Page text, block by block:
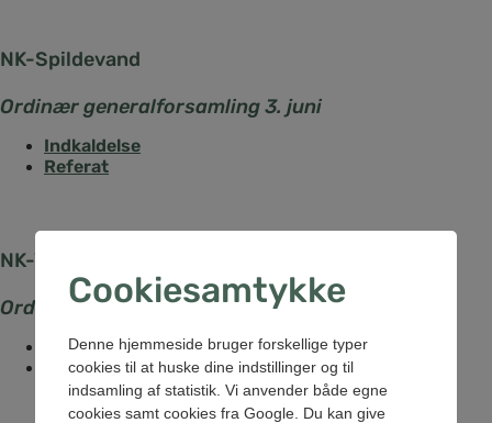
NK-Spildevand
Ordinær generalforsamling 3. juni
Indkaldelse
Referat
NK-Vand
Ordinær generalforsamling 3. juni
Indkaldelse
Referat
Cookiesamtykke
Denne hjemmeside bruger forskellige typer
cookies til at huske dine indstillinger og til
indsamling af statistik. Vi anvender både egne
cookies samt cookies fra Google. Du kan give